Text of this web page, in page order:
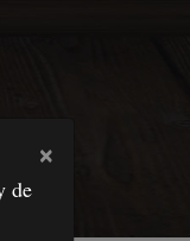
×
de